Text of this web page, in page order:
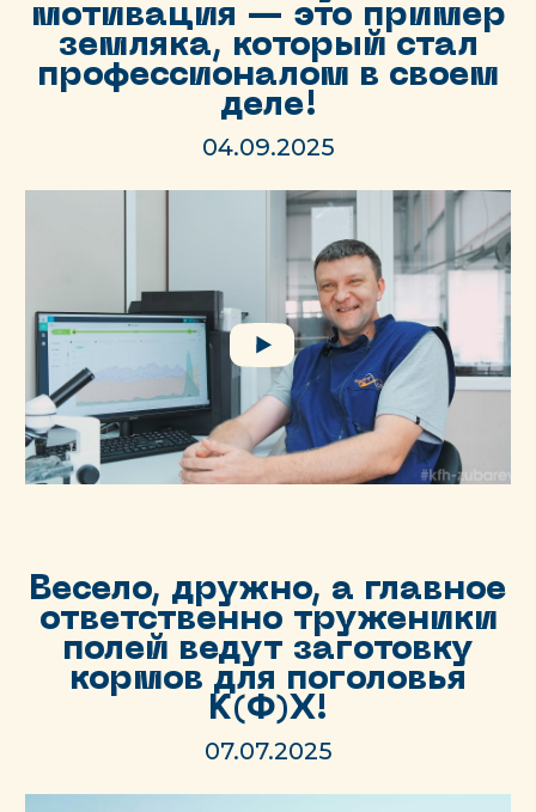
мотивация — это пример
земляка, который стал
профессионалом в своем
деле!
04.09.2025
Весело, дружно, а главное
ответственно труженики
полей ведут заготовку
кормов для поголовья
К(Ф)Х!
07.07.2025